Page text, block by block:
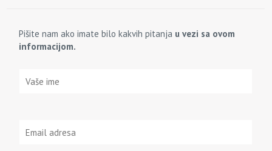
Pišite nam ako imate bilo kakvih pitanja u vezi sa ovom
informacijom.